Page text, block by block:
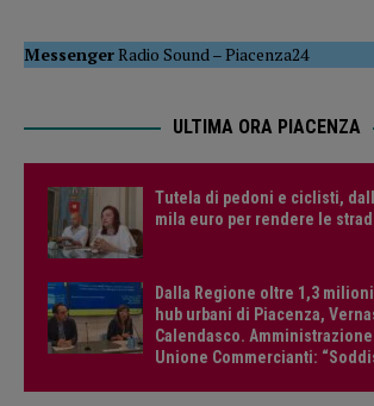
MessengerRadio Sound –Piacenza24
ULTIMA ORA PIACENZA
Tutela di pedoni e ciclisti,
mila euro per rendere le
Dalla Regione oltre 1,3
hub urbani di Piacenza,
Calendasco.
Unione Commercianti: